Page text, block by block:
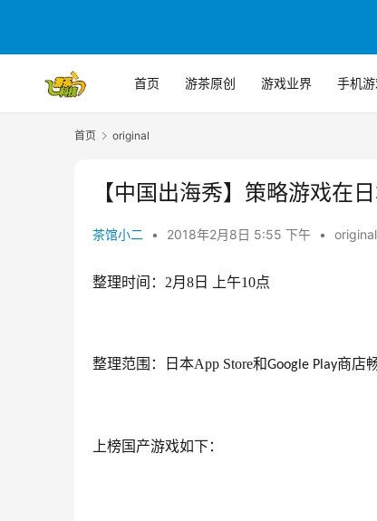
首页 游茶原创 游戏业界 手机
首页 original
【中国出海秀】策略游戏在
茶馆小二 • 2018年2月8日 5:55 下午 • original
整理时间：2月8日 上午10点
整理范围：日本App Store和Google Play商店
上榜国产游戏如下：